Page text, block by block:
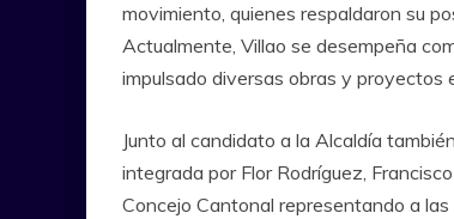
movimiento, quienes respaldaron su
Actualmente, Villao se desempeña
impulsado diversas obras y proyectos
Junto al candidato a la Alcaldía
integrada por Flor Rodríguez,
Concejo Cantonal representando a